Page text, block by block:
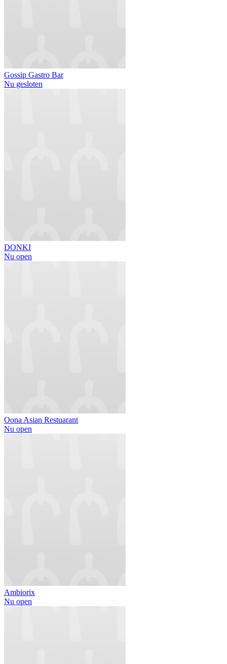
Gossip Gastro Bar
Nu gesloten
DONKI
Nu open
Oona Asian Restuarant
Nu open
Ambiorix
Nu open